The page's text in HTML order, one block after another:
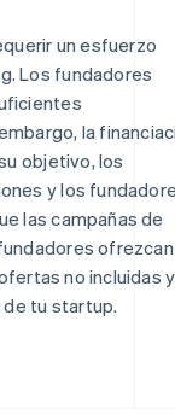
un esfuerzo
Los fundadores
la
objetivo, los
y los
las campañas de
ofrezcan
no incluidas y
tu startup.